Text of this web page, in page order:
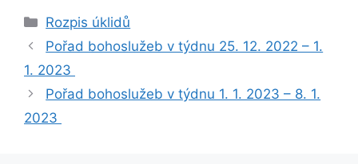
Rubriky
Rozpis úklidů
Pořad bohoslužeb v týdnu 25. 12. 2022 – 1.
1. 2023
Pořad bohoslužeb v týdnu 1. 1. 2023 – 8. 1.
2023